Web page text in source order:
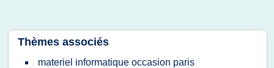
Thèmes associés
materiel informatique occasion paris